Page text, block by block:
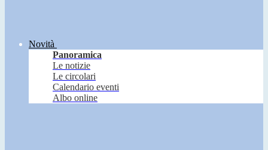
Novità
Panoramica
Le notizie
Le circolari
Calendario eventi
Albo online